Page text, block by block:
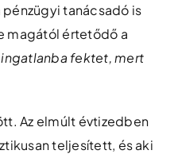
pénzügyi tanácsadó is
magától értetődő a
fektet, mert
Az elmúlt évtizedben
teljesített, és aki